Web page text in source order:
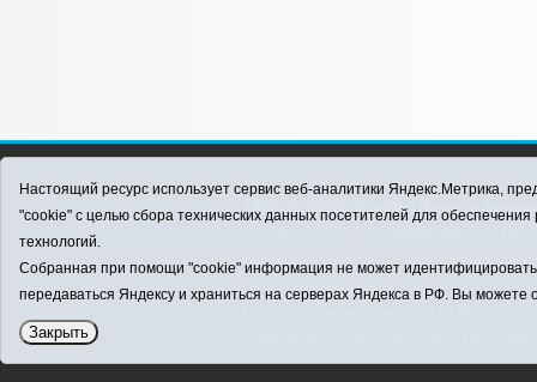
ЗАВОДОУКОВСК online / Новости
E-mail:
Тел.: 8 (34542) 2-
Политика оператора
Настоящий ресурс использует сервис веб-аналитики Яндекс.Метрика,
"cookie" с целью сбора технических данных посетителей для
технологий.
Собранная при помощи "cookie" информация не может
передаваться Яндексу и храниться на серверах Яндекса в РФ. Вы
Закрыть